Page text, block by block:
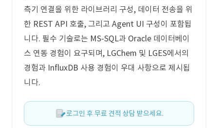
측기 연결을 위한 라이브러리 구성, 데이터 전송을 위
한 REST API 호출, 그리고 Agent UI 구성이 포함됩
니다. 필수 기술로는 MS-SQL과 Oracle 데이터베이
스 연동 경험이 요구되며, LGChem 및 LGES에서의
경험과 InfluxDB 사용 경험이 우대 사항으로 제시됩
니다.
로그인 후 무료 견적 상담 받으세요.